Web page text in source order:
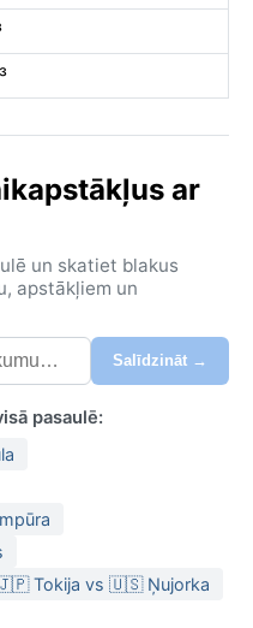
ar
un skatiet blakus
apstākļiem un
Salīdzināt →
pasaulē:
Tokija vs 🇺🇸 Ņujorka